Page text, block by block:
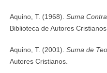
Aquino, T. (1968). Suma
Biblioteca de Autores
Aquino, T. (2001). Suma de
Autores Cristianos.